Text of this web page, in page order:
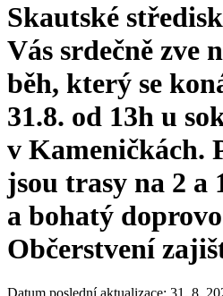
Skautské
Vás srdečně zve
běh, který se
31.8. od 13h u
v Kameničkách.
jsou trasy na 2 a
a bohatý
Občerstvení
Datum poslední aktualizace: 31. 8.